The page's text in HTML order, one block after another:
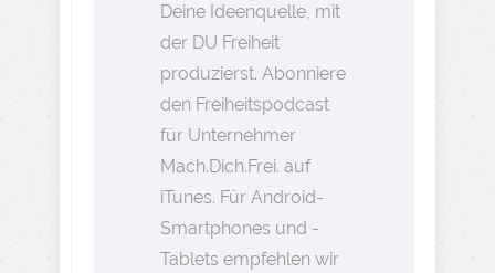
Deine Ideenquelle, mit
der DU Freiheit
produzierst. Abonniere
den Freiheitspodcast
für Unternehmer
Mach.Dich.Frei. auf
iTunes. Für Android-
Smartphones und -
Tablets empfehlen wir